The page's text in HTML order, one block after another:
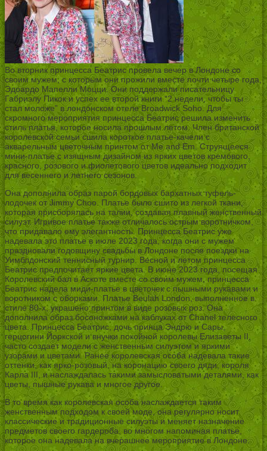
Во вторник принцесса Беатрис провела вечер в Лондоне со
своим мужем, с которым они прожили вместе почти четыре года,
Эдоардо Мапелли Моцци. Они поддержали писательницу
Габриэлу Пикок и успех ее второй книги “2 недели, чтобы ты
стал моложе” в лондонском отеле Broadwick Soho. Для
скромного мероприятия принцесса Беатрис решила изменить
стиль платья, которое носила прошлым летом. Член британской
королевской семьи сшила короткое платье-качели с
акварельным цветочным принтом от Me and Em. Струящееся
мини-платье с изящным дизайном из ярких цветов кремового,
красного, розового и фиолетового цветов идеально подходит
для весеннего и летнего сезонов.
Она дополнила образ парой бордовых бархатных туфель-
лодочек от Jimmy Choo. Платье было сшито из легкой ткани,
которая присборялась на талии, создавая плавный женственный
силуэт. Игривое платье также отличалось острым воротничком,
что придавало ему элегантность. Принцесса Беатрис уже
надевала это платье в июле 2023 года, когда они с мужем
праздновали годовщину свадьбы в Лондоне после поездки на
Уимблдонский теннисный турнир. Весной и летом принцесса
Беатрис предпочитает яркие цвета. В июне 2023 года, посещая
Королевский бал в Аскоте вместе со своим мужем, принцесса
Беатрис надела миди-платье в цветочек с пышными рукавами и
воротником с оборками. Платье Beulah London, выполненное в
стиле 80-х, украшено принтом в виде розовых роз. Она
дополнила образ босоножками на каблуках от Chanel телесного
цвета. Принцесса Беатрис, дочь принца Эндрю и Сары,
герцогини Йоркской и внучки покойной королевы Елизаветы II,
часто создает модели с женственным силуэтом и яркими
узорами и цветами. Ранее королевская особа надевала такие
оттенки, как ярко-розовый, на коронацию своего дяди, короля
Карла III, и наслаждалась такими замысловатыми деталями, как
цветы, пышные рукава и многое другое.
В то время как королевская особа наслаждается таким
женственным подходом к своей моде, она регулярно носит
классические и традиционные силуэты и меняет назначение
предметов своего гардероба, во многом напоминая платье,
которое она надевала на вчерашнее мероприятие в Лондоне.